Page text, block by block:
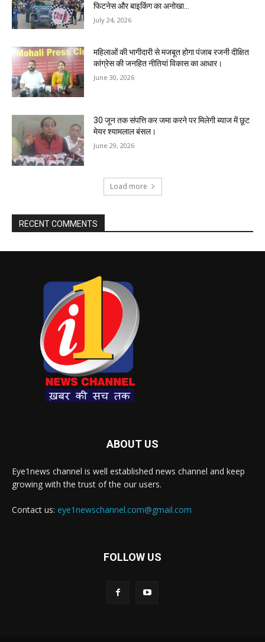
फिटनेस और बाइकिंग का अनोखा...
July 24, 2026
महिलाओं की भागीदारी से मजबूत होगा पंजाब रजनी दीक्षित
कांग्रेस की जनहित नीतियां विकास का आधार।
June 30, 2026
30 जून तक संपत्ति कर जमा करने पर मिलेगी ब्याज में छूट
मेयर श्यामलाल बंसल।
June 29, 2026
Load more
RECENT COMMENTS
ABOUT US
Eye1news channel is well established news channel and keep
growing with the trust of the our users.
Contact us: eye1newschannel.com@gmail.com
FOLLOW US